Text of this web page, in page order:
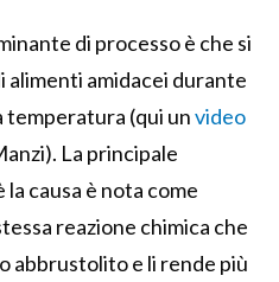
di processo è che si
amidacei durante
temperatura (qui unvideo
La principale
causa è nota come
reazione chimica che
abbrustolito e li rende più